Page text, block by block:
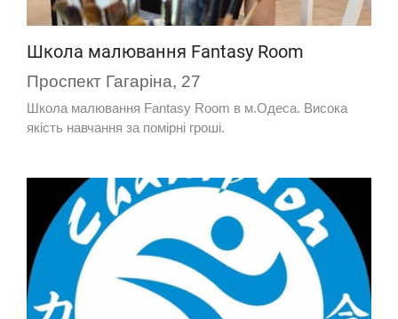
Школа малювання Fantasy Room
Проспект Гагаріна, 27
Школа малювання Fantasy Room в м.Одеса. Висока
якість навчання за помірні гроші.